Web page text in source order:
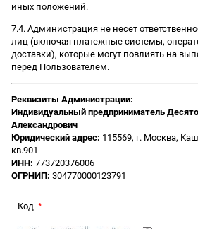
иных положений.
7.4. Администрация не несет
лиц (включая платежные системы,
доставки), которые могут повлиять на
перед Пользователем.
Реквизиты Администрации:
Индивидуальный предприниматель
Александрович
Юридический адрес: 115569, г. Москва,
кв.901
ИНН: 773720376006
ОГРНИП: 304770000123791
Код